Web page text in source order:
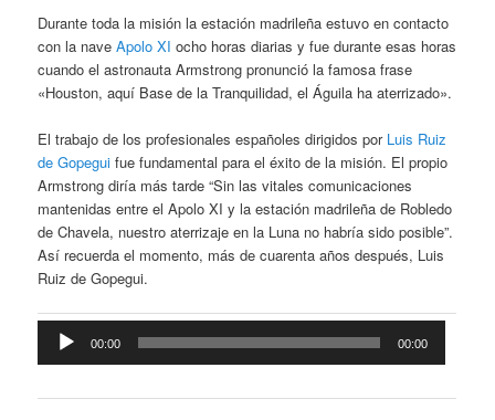
Durante toda la misión la estación madrileña estuvo en contacto
con la naveApolo XI ocho horas diarias y fue durante esas horas
cuando el astronauta Armstrong pronunció la famosa frase
«Houston, aquí Base de la Tranquilidad, el Águila ha aterrizado».
El trabajo de los profesionales españoles dirigidos por Luis Ruiz
de Gopegui fue fundamental para el éxito de la misión. El propio
Armstrong diría más tarde “Sin las vitales comunicaciones
mantenidas entre el Apolo XI y la estación madrileña de Robledo
de Chavela, nuestro aterrizaje en la Luna no habría sido posible”.
Así recuerda el momento, más de cuarenta años después, Luis
Ruiz de Gopegui.
Reproductor
00:00 00:00